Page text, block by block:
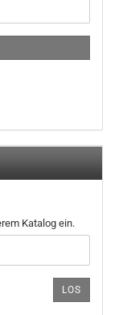
Katalog ein.
LOS